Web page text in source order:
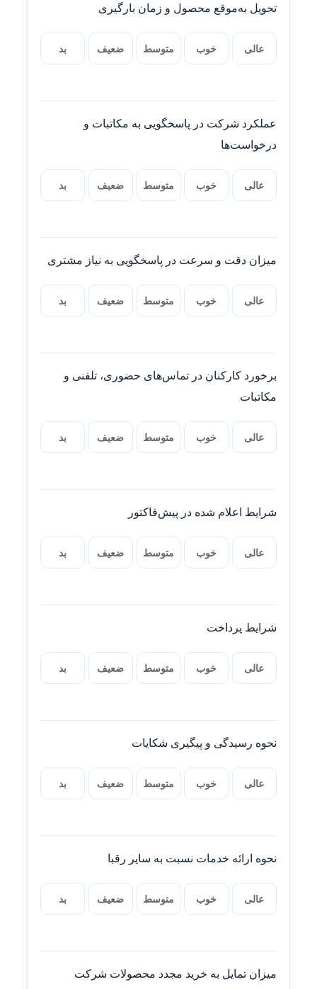
تحویل به‌موقع محصول و زمان بارگیری
عالی خوب متوسط ضعیف بد
عملکرد شرکت در پاسخگویی به مکاتبات و
درخواست‌ها
عالی خوب متوسط ضعیف بد
میزان دقت و سرعت در پاسخگویی به نیاز مشتری
عالی خوب متوسط ضعیف بد
برخورد کارکنان در تماس‌های حضوری، تلفنی و
مکاتبات
عالی خوب متوسط ضعیف بد
شرایط اعلام شده در پیش‌فاکتور
عالی خوب متوسط ضعیف بد
شرایط پرداخت
عالی خوب متوسط ضعیف بد
نحوه رسیدگی و پیگیری شکایات
عالی خوب متوسط ضعیف بد
نحوه ارائه خدمات نسبت به سایر رقبا
عالی خوب متوسط ضعیف بد
میزان تمایل به خرید مجدد محصولات شرکت